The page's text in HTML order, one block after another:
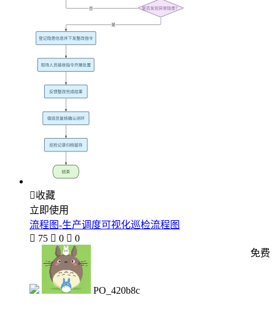
收藏
立即使用
流程图-生产调度可视化巡检流程图
 75  0  0
PO_420b8c
免费